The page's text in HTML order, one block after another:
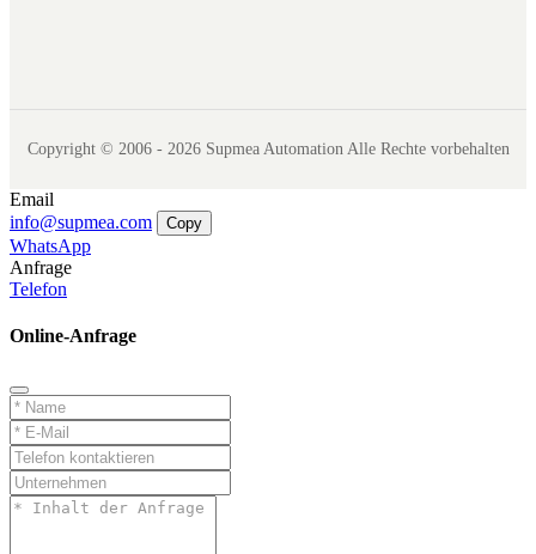
Copyright © 2006 - 2026 Supmea Automation Alle Rechte vorbehalten
Email
info@supmea.com
Copy
WhatsApp
Anfrage
Telefon
Online-Anfrage